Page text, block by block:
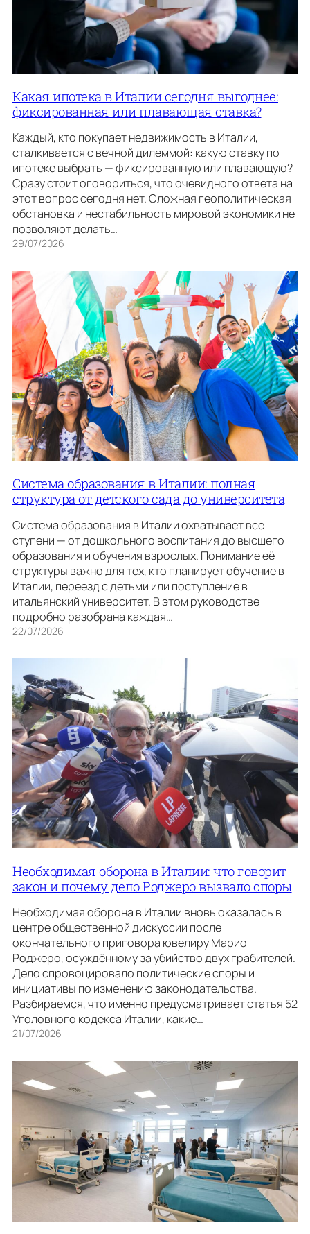
Какая ипотека в Италии сегодня выгоднее:
фиксированная или плавающая ставка?
Каждый, кто покупает недвижимость в Италии,
сталкивается с вечной дилеммой: какую ставку по
ипотеке выбрать — фиксированную или плавающую?
Сразу стоит оговориться, что очевидного ответа на
этот вопрос сегодня нет. Сложная геополитическая
обстановка и нестабильность мировой экономики не
позволяют делать…
29/07/2026
Система образования в Италии: полная
структура от детского сада до университета
Система образования в Италии охватывает все
ступени — от дошкольного воспитания до высшего
образования и обучения взрослых. Понимание её
структуры важно для тех, кто планирует обучение в
Италии, переезд с детьми или поступление в
итальянский университет. В этом руководстве
подробно разобрана каждая…
22/07/2026
Необходимая оборона в Италии: что говорит
закон и почему дело Роджеро вызвало споры
Необходимая оборона в Италии вновь оказалась в
центре общественной дискуссии после
окончательного приговора ювелиру Марио
Роджеро, осуждённому за убийство двух грабителей.
Дело спровоцировало политические споры и
инициативы по изменению законодательства.
Разбираемся, что именно предусматривает статья 52
Уголовного кодекса Италии, какие…
21/07/2026